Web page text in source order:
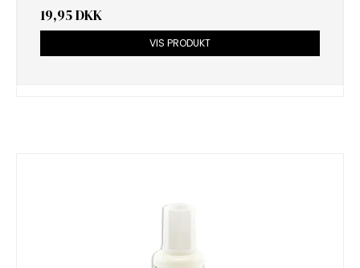
19,95 DKK
VIS PRODUKT